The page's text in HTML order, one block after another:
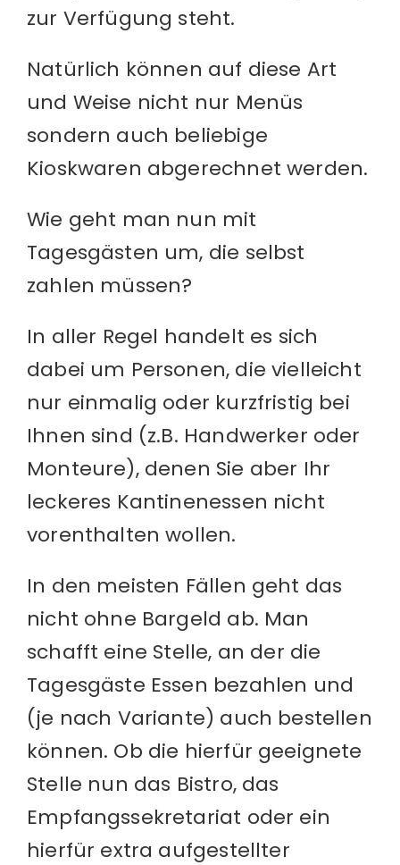
zur Verfügung steht.
Natürlich können auf diese Art
und Weise nicht nur Menüs
sondern auch beliebige
Kioskwaren abgerechnet werden.
Wie geht man nun mit
Tagesgästen um, die selbst
zahlen müssen?
In aller Regel handelt es sich
dabei um Personen, die vielleicht
nur einmalig oder kurzfristig bei
Ihnen sind (z.B. Handwerker oder
Monteure), denen Sie aber Ihr
leckeres Kantinenessen nicht
vorenthalten wollen.
In den meisten Fällen geht das
nicht ohne Bargeld ab. Man
schafft eine Stelle, an der die
Tagesgäste Essen bezahlen und
(je nach Variante) auch bestellen
können. Ob die hierfür geeignete
Stelle nun das Bistro, das
Empfangssekretariat oder ein
hierfür extra aufgestellter